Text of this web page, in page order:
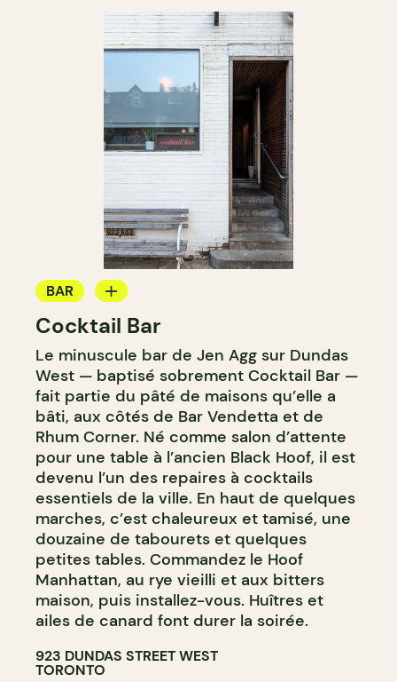
BAR
BAR À COCKTAIL
Cocktail Bar
Le minuscule bar de Jen Agg sur Dundas
West — baptisé sobrement Cocktail Bar —
fait partie du pâté de maisons qu’elle a
bâti, aux côtés de Bar Vendetta et de
Rhum Corner. Né comme salon d’attente
pour une table à l’ancien Black Hoof, il est
devenu l’un des repaires à cocktails
essentiels de la ville. En haut de quelques
marches, c’est chaleureux et tamisé, une
douzaine de tabourets et quelques
petites tables. Commandez le Hoof
Manhattan, au rye vieilli et aux bitters
maison, puis installez-vous. Huîtres et
ailes de canard font durer la soirée.
923 DUNDAS STREET WEST
TORONTO